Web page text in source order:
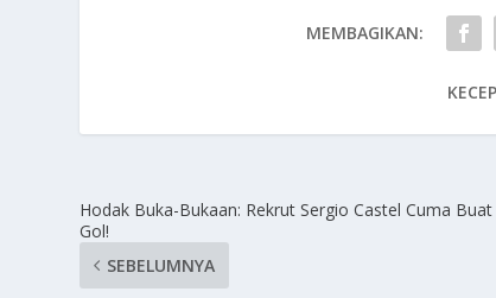
MEMBAGIKAN:
Hodak Buka-Bukaan: Rekrut Sergio Castel Cuma
Gol!
SEBELUMNYA